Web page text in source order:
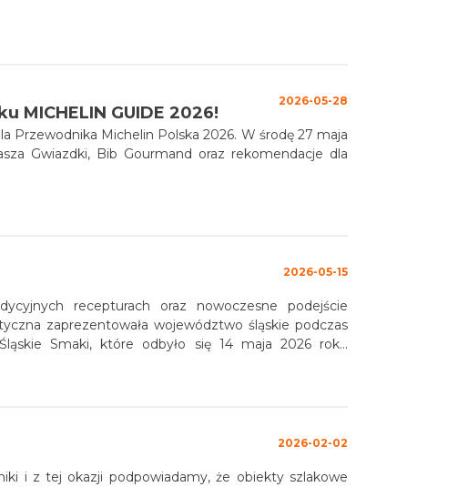
2026-05-28
MICHELIN GUIDE 2026!
Przewodnika Michelin Polska 2026. W środę 27 maja
Gwiazdki, Bib Gourmand oraz rekomendacje dla
2026-05-15
recepturach oraz nowoczesne podejście
zaprezentowała województwo śląskie podczas
Smaki, które odbyło się 14 maja 2026 roku
Smaki” to dziś jedna z najbardziej rozpoznawalnych
EDEN – European Destination of Excellence,
2026-02-02
podpowiadamy, że obiekty szlakowe